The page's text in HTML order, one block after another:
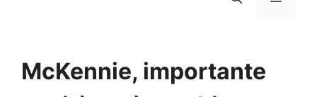
McKennie, importante